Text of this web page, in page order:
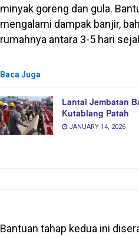
minyak goreng dan gula.
mengalami dampak banjir,
rumahnya antara 3-5 hari
Baca Juga
Lantai Jembatan
Kutablang Patah
JANUARY 14, 2026
Bantuan tahap kedua ini